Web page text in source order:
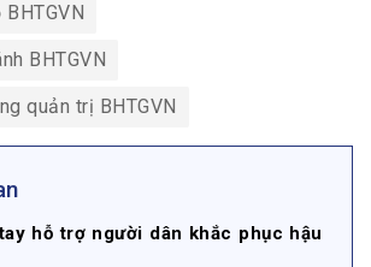
BHTGVN
quản trị BHTGVN
hỗ trợ người dân khắc phục hậu